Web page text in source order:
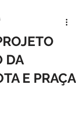
DA
E PRAÇA